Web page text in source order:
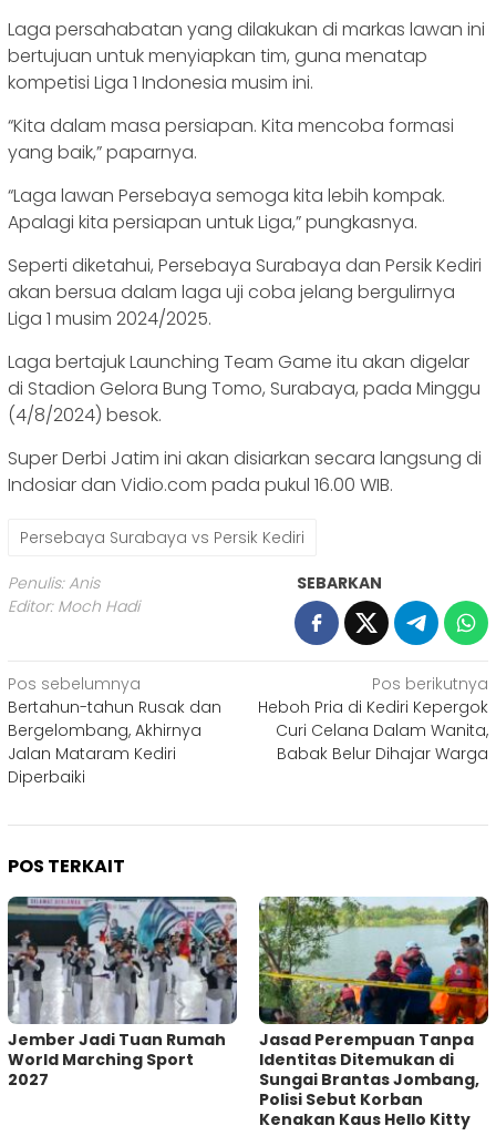
Laga persahabatan yang dilakukan di markas lawan ini
bertujuan untuk menyiapkan tim, guna menatap
kompetisi Liga 1 Indonesia musim ini.
“Kita dalam masa persiapan. Kita mencoba formasi
yang baik,” paparnya.
“Laga lawan Persebaya semoga kita lebih kompak.
Apalagi kita persiapan untuk Liga,” pungkasnya.
Seperti diketahui, Persebaya Surabaya dan Persik Kediri
akan bersua dalam laga uji coba jelang bergulirnya
Liga 1 musim 2024/2025.
Laga bertajuk Launching Team Game itu akan digelar
di Stadion Gelora Bung Tomo, Surabaya, pada Minggu
(4/8/2024) besok.
Super Derbi Jatim ini akan disiarkan secara langsung di
Indosiar dan Vidio.com pada pukul 16.00 WIB.
Persebaya Surabaya vs Persik Kediri
Penulis: Anis
Editor: Moch Hadi
SEBARKAN
Navigasi
pos
Pos sebelumnya
Bertahun-tahun Rusak dan
Bergelombang, Akhirnya
Jalan Mataram Kediri
Diperbaiki
Pos berikutnya
Heboh Pria di Kediri Kepergok
Curi Celana Dalam Wanita,
Babak Belur Dihajar Warga
POS TERKAIT
Jember Jadi Tuan Rumah
World Marching Sport
2027
Jasad Perempuan Tanpa
Identitas Ditemukan di
Sungai Brantas Jombang,
Polisi Sebut Korban
Kenakan Kaus Hello Kitty